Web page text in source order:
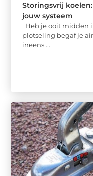
Storingsvrij
jouw systeem
Heb je ooit midden
plotseling begaf je
ineens ...